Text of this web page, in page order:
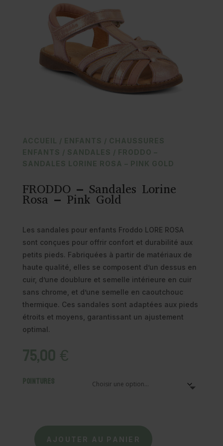
ACCUEIL / ENFANTS / CHAUSSURES
ENFANTS / SANDALES / FRODDO –
SANDALES LORINE ROSA – PINK GOLD
FRODDO – Sandales Lorine
Rosa – Pink Gold
Les sandales pour enfants Froddo LORE ROSA
sont conçues pour offrir confort et durabilité aux
petits pieds. Fabriquées à partir de matériaux de
haute qualité, elles se composent d’un dessus en
cuir, d’une doublure et semelle intérieure en cuir
sans chrome, et d’une semelle en caoutchouc
thermique. Ces sandales sont adaptées aux pieds
étroits et moyens, garantissant un ajustement
optimal.
75,00€
Pointures
AJOUTER AU PANIER